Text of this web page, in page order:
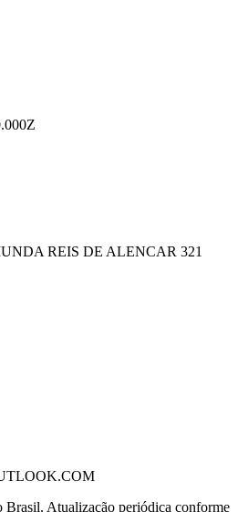
REIS DE ALENCAR 321
Brasil. Atualização periódica conforme